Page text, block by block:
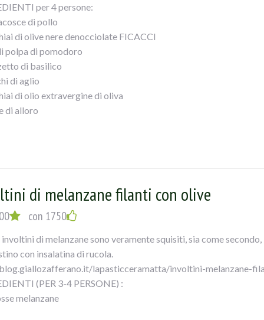
con olive a piacere.
per 4 persone:
di pollo
di olive nere denocciolate FICACCI
polpa di pomodoro
di basilico
di aglio
di olio extravergine di oliva
di alloro
spicchi di aglio sbucciati e schiacciati alle erbe aromatiche in
insaporire per due minuti, in seguito aggiungete la polpa di
e le foglie di alloro.
e le olive nere denocciolate FICACCI. Mescolate bene il
verso fine cottura le foglie di basilico.
di melanzane filanti con olive
con 1750
di melanzane sono veramente squisiti, sia come
con insalatina di rucola.
lapasticceramatta/involtini-melanzane-
(PER 3-4 PERSONE) :
melanzane